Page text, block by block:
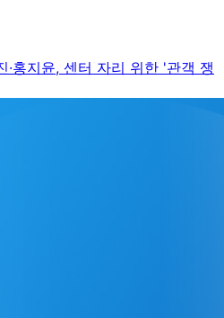
·홍지윤, 센터 자리 위한 '관객 쟁